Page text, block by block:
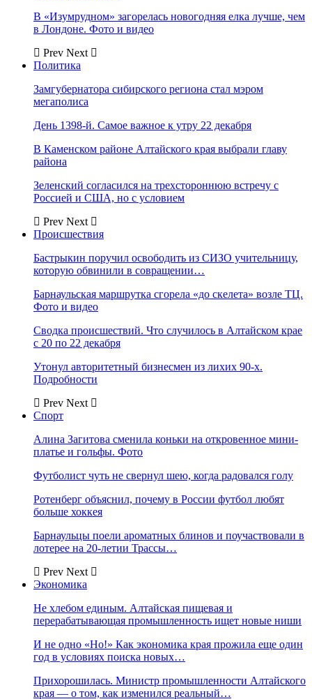
В «Изумрудном» загорелась новогодняя елка лучше, чем
в Лондоне. Фото и видео
Prev Next
Политика
Замгубернатора сибирского региона стал мэром
мегаполиса
День 1398-й. Самое важное к утру 22 декабря
В Каменском районе Алтайского края выбрали главу
района
Зеленский согласился на трехстороннюю встречу с
Россией и США, но с условием
Prev Next
Происшествия
Бастрыкин поручил освободить из СИЗО учительницу,
которую обвинили в совращении…
Барнаульская маршрутка сгорела «до скелета» возле ТЦ.
Фото и видео
Сводка происшествий. Что случилось в Алтайском крае
с 20 по 22 декабря
Утонул авторитетный бизнесмен из лихих 90-х.
Подробности
Prev Next
Спорт
Алина Загитова сменила коньки на откровенное мини-
платье и гольфы. Фото
Футболист чуть не свернул шею, когда радовался голу
Ротенберг объяснил, почему в России футбол любят
больше хоккея
Барнаульцы поели ароматных блинов и поучаствовали в
лотерее на 20-летии Трассы…
Prev Next
Экономика
Не хлебом единым. Алтайская пищевая и
перерабатывающая промышленность ищет новые ниши
И не одно «Но!» Как экономика края прожила еще один
год в условиях поиска новых…
Прихорошилась. Министр промышленности Алтайского
края — о том, как изменился реальный…